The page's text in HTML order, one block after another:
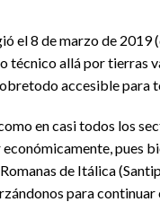
el 8 de marzo de 2019
allá por tierras
accesible para
en casi todos los
pues
de Itálica
para continuar